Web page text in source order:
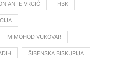
ANTE VRCIĆ HBK
MIMOHOD VUKOVAR
ŠIBENSKA BISKUPIJA